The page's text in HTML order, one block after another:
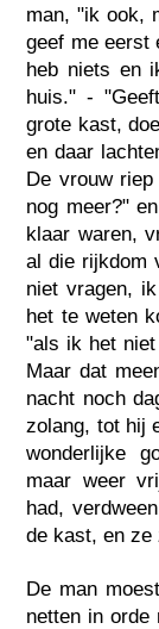
man, "ik ook,
geef me eerst
heb niets en
huis." -
grote kast,
en daar
De vrouw
nog meer?"
klaar waren,
al die rijkdom
niet vragen,
het te weten
"als ik het
Maar dat
nacht noch
zolang, tot hij
wonderlijke
maar weer
had,
de kast, en ze
De man
netten in orde